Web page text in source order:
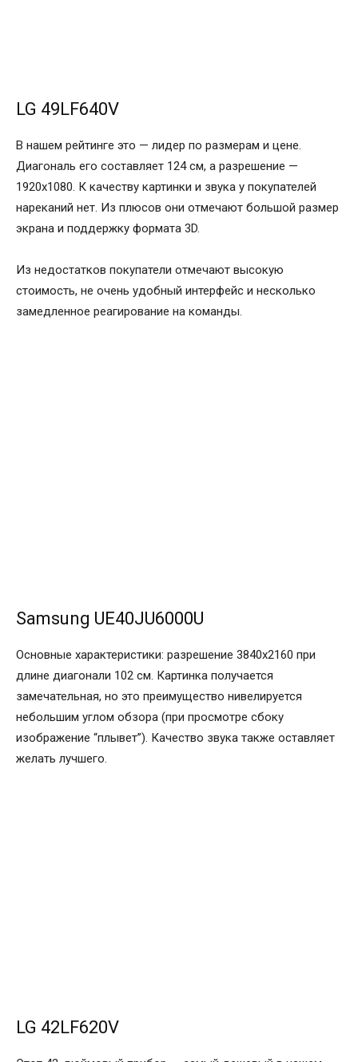
LG 49LF640V
В нашем рейтинге это — лидер по размерам и цене.
Диагональ его составляет 124 см, а разрешение —
1920х1080. К качеству картинки и звука у покупателей
нареканий нет. Из плюсов они отмечают большой размер
экрана и поддержку формата 3D.
Из недостатков покупатели отмечают высокую
стоимость, не очень удобный интерфейс и несколько
замедленное реагирование на команды.
Samsung UE40JU6000U
Основные характеристики: разрешение 3840х2160 при
длине диагонали 102 см. Картинка получается
замечательная, но это преимущество нивелируется
небольшим углом обзора (при просмотре сбоку
изображение “плывет”). Качество звука также оставляет
желать лучшего.
LG 42LF620V